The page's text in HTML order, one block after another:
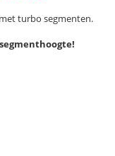
turbo segmenten.